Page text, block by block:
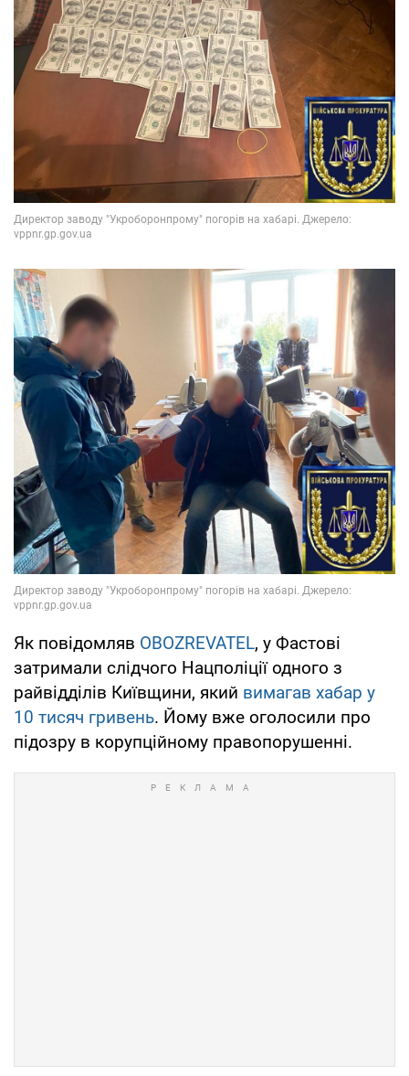
Як повідомляв OBOZREVATEL, у Фастові
затримали слідчого Нацполіції одного з
райвідділів Київщини, який вимагав хабар у
10 тисяч гривень. Йому вже оголосили про
підозру в корупційному правопорушенні.